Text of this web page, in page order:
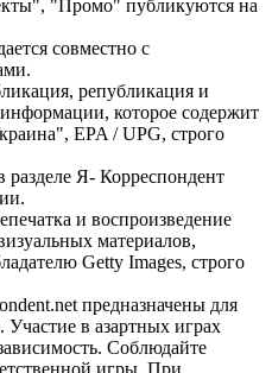
"Промо" публикуются на
совместно с
републикация и
которое содержит
EPA / UPG, строго
разделе Я- Корреспондент
и воспроизведение
материалов,
Getty Images, строго
предназначены для
в азартных играх
Соблюдайте
игры. При